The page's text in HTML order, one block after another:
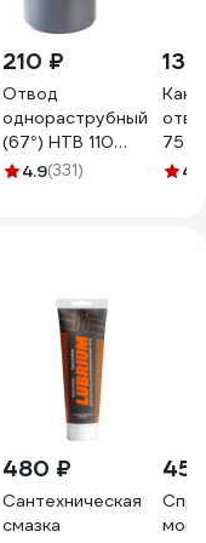
210 ₽
Отвод
однораструбный
(67°) HTB 110
Ostendorf 115130
4.9(331)
75
4.9
480 ₽
Сантехническая
смазка